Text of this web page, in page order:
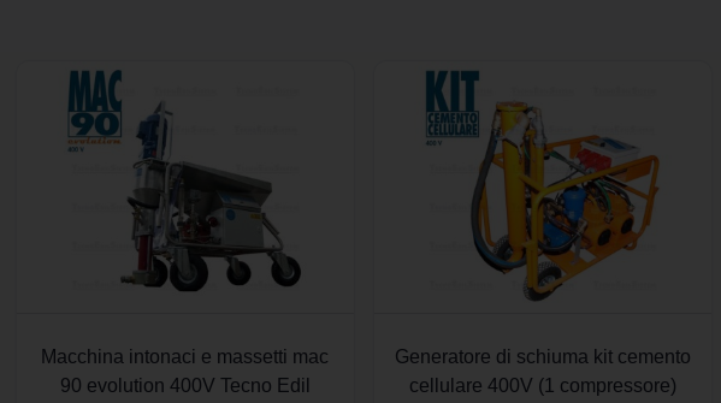
Macchina intonaci e massetti mac
90 evolution 400V Tecno Edil
Generatore di schiuma kit cemento
cellulare 400V (1 compressore)